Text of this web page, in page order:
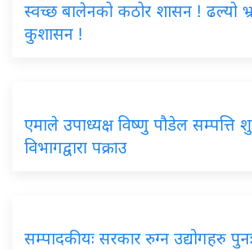
स्वच्छ बालेनको कठोर शासन ! ढल्यो
कुशासन !
एमाले उपाध्यक्ष विष्णु पौडेल सम्पत्ति
विभागद्वारा पक्राउ
सम्पादकीयः सरकार रुग्न उद्योगहरु